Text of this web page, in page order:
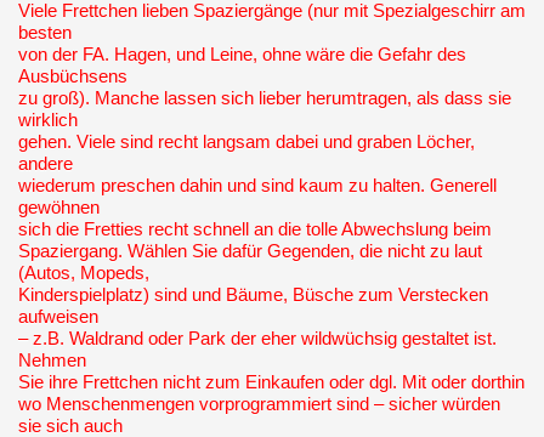
Viele Frettchen lieben Spaziergänge (nur mit Spezialgeschirr am
besten
von der FA. Hagen, und Leine, ohne wäre die Gefahr des
Ausbüchsens
zu groß). Manche lassen sich lieber herumtragen, als dass sie
wirklich
gehen. Viele sind recht langsam dabei und graben Löcher,
andere
wiederum preschen dahin und sind kaum zu halten. Generell
gewöhnen
sich die Fretties recht schnell an die tolle Abwechslung beim
Spaziergang. Wählen Sie dafür Gegenden, die nicht zu laut
(Autos, Mopeds,
Kinderspielplatz) sind und Bäume, Büsche zum Verstecken
aufweisen
– z.B. Waldrand oder Park der eher wildwüchsig gestaltet ist.
Nehmen
Sie ihre Frettchen nicht zum Einkaufen oder dgl. Mit oder dorthin
wo Menschenmengen vorprogrammiert sind – sicher würden
sie sich auch